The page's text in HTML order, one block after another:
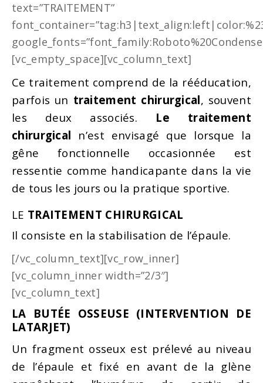
text=”TRAITEMENT”
[vc_empty_space][vc_column_text]
Ce traitement comprend de la rééducation,
parfois un traitement chirurgical, souvent
les deux associés. Le
traitement
chirurgical n’est envisagé que lorsque la
gêne fonctionnelle occasionnée est
ressentie comme handicapante dans la vie
de tous les jours ou la pratique sportive.
LE TRAITEMENT CHIRURGICAL
Il consiste en la stabilisation de l’épaule.
[/vc_column_text][vc_row_inner]
[vc_column_inner width=”2/3″]
[vc_column_text]
LA BUTÉE OSSEUSE (INTERVENTION DE
LATARJET)
Un fragment osseux est prélevé au niveau
de l’épaule et fixé en avant de la glène